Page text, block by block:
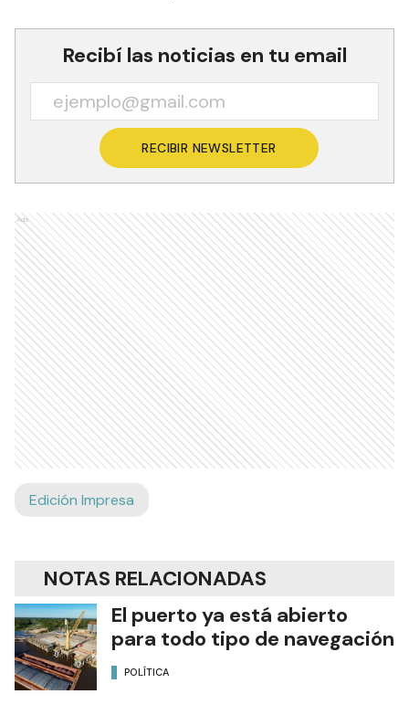
Recibí las noticias en tu email
RECIBIR NEWSLETTER
Ads
Edición Impresa
NOTAS RELACIONADAS
El puerto ya está abierto
para todo tipo de navegación
POLÍTICA